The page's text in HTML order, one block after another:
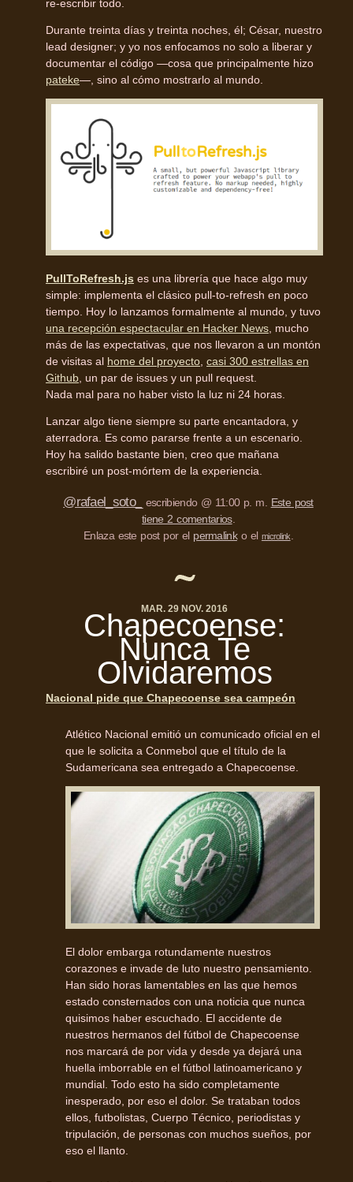
re-escribir todo.
Durante treinta días y treinta noches, él; César, nuestro
lead designer; y yo nos enfocamos no solo a liberar y
documentar el código —cosa que principalmente hizo
pateke—, sino al cómo mostrarlo al mundo.
PullToRefresh.js es una librería que hace algo muy
simple: implementa el clásico pull-to-refresh en poco
tiempo. Hoy lo lanzamos formalmente al mundo, y tuvo
una recepción espectacular en Hacker News, mucho
más de las expectativas, que nos llevaron a un montón
de visitas al home del proyecto, casi 300 estrellas en
Github, un par de issues y un pull request.
Nada mal para no haber visto la luz ni 24 horas.
Lanzar algo tiene siempre su parte encantadora, y
aterradora. Es como pararse frente a un escenario.
Hoy ha salido bastante bien, creo que mañana
escribiré un post-mórtem de la experiencia.
@rafael_soto_ escribiendo @ 11:00 p. m. Este post
tiene 2 comentarios.
Enlaza este post por el permalinko el microlink.
MAR. 29 NOV. 2016
Chapecoense:
Nunca Te
Olvidaremos
Nacional pide que Chapecoense sea campeón
Atlético Nacional emitió un comunicado oficial en el
que le solicita a Conmebol que el título de la
Sudamericana sea entregado a Chapecoense.
El dolor embarga rotundamente nuestros
corazones e invade de luto nuestro pensamiento.
Han sido horas lamentables en las que hemos
estado consternados con una noticia que nunca
quisimos haber escuchado. El accidente de
nuestros hermanos del fútbol de Chapecoense
nos marcará de por vida y desde ya dejará una
huella imborrable en el fútbol latinoamericano y
mundial. Todo esto ha sido completamente
inesperado, por eso el dolor. Se trataban todos
ellos, futbolistas, Cuerpo Técnico, periodistas y
tripulación, de personas con muchos sueños, por
eso el llanto.